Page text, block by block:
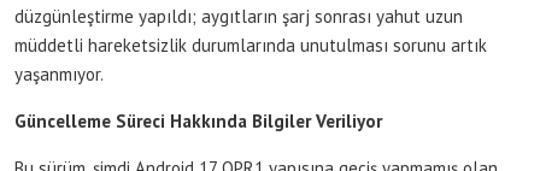
düzgünleştirme yapıldı; aygıtların şarj sonrası yahut uzun
müddetli hareketsizlik durumlarında unutulması sorunu artık
yaşanmıyor.
Güncelleme Süreci Hakkında Bilgiler Veriliyor